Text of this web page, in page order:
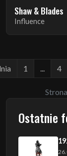
Shaw & Blades
Influence
1 4
Ostatnie